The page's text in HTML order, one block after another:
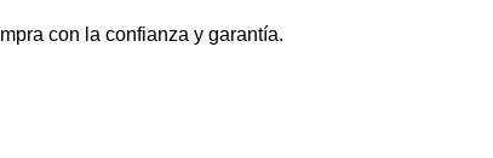
con la confianza y garantía.